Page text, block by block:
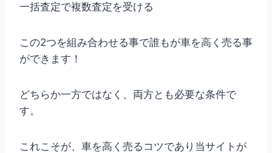
一括査定で複数査定を受ける
この2つを組み合わせる事で誰もが車を高く売る事
ができます！
どちらか一方ではなく、両方とも必要な条件で
す。
これこそが、車を高く売るコツであり当サイトが